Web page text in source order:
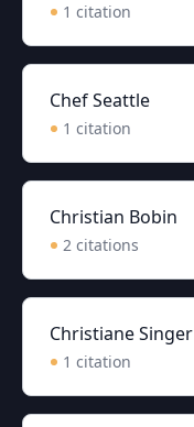
1 citation
Chef Seattle
1 citation
Christian Bobin
2 citations
Christiane Singer
1 citation